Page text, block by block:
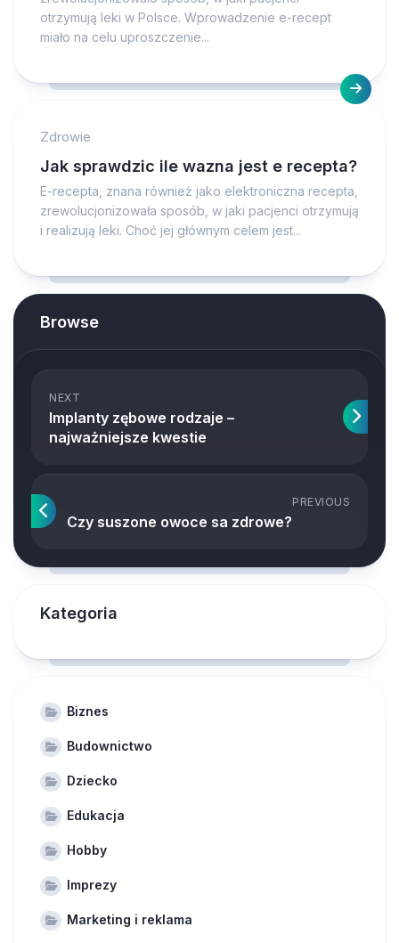
otrzymują leki w Polsce. Wprowadzenie e-recept
miało na celu uproszczenie...
Zdrowie
Jak sprawdzic ile wazna jest e recepta?
E-recepta, znana również jako elektroniczna recepta,
zrewolucjonizowała sposób, w jaki pacjenci otrzymują
i realizują leki. Choć jej głównym celem jest...
Browse
NEXT
Implanty zębowe rodzaje –
najważniejsze kwestie
PREVIOUS
Czy suszone owoce sa zdrowe?
Kategoria
Biznes
Budownictwo
Dziecko
Edukacja
Hobby
Imprezy
Marketing i reklama